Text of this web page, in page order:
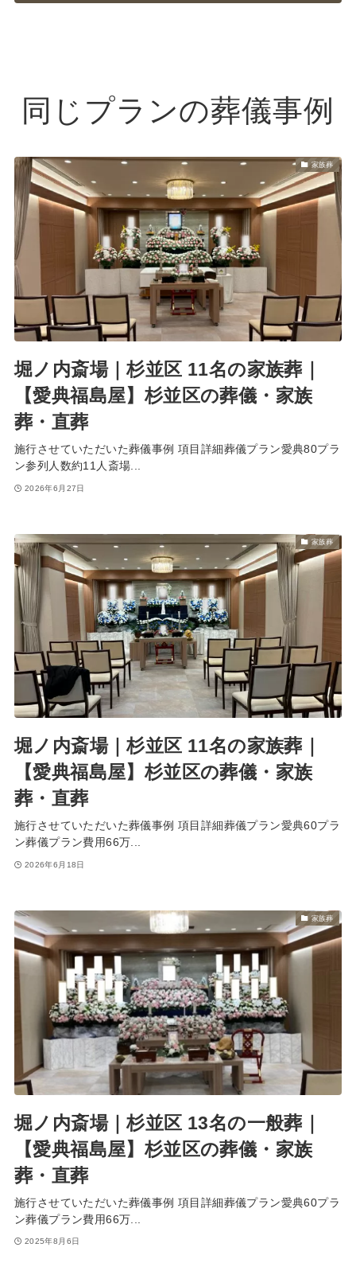
同じプランの葬儀事例
家族葬
堀ノ内斎場｜杉並区 11名の家族葬｜
【愛典福島屋】杉並区の葬儀・家族
葬・直葬
施行させていただいた葬儀事例 項目詳細葬儀プラン愛典80プラ
ン参列人数約11人斎場...
2026年6月27日
家族葬
堀ノ内斎場｜杉並区 11名の家族葬｜
【愛典福島屋】杉並区の葬儀・家族
葬・直葬
施行させていただいた葬儀事例 項目詳細葬儀プラン愛典60プラ
ン葬儀プラン費用66万...
2026年6月18日
家族葬
堀ノ内斎場｜杉並区 13名の一般葬｜
【愛典福島屋】杉並区の葬儀・家族
葬・直葬
施行させていただいた葬儀事例 項目詳細葬儀プラン愛典60プラ
ン葬儀プラン費用66万...
2025年8月6日